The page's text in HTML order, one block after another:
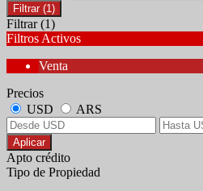
Filtrar (1)
Filtrar (1)
Filtros Activos
Venta
Precios
USD
ARS
Aplicar
Apto crédito
Tipo de Propiedad